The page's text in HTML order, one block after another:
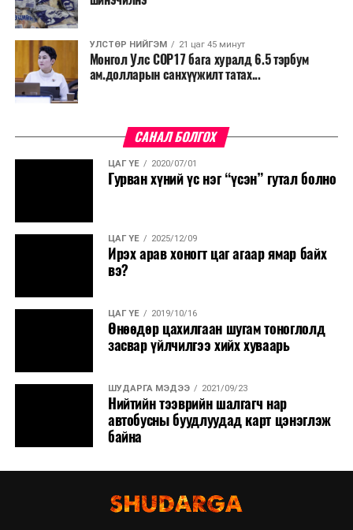
Төсвийн сахилга бат сайжирч, эдийн засгийн нөхцөл
байдал хэвийн болсон тохиолдолд эдгээр
хязгаарлалтыг үе шаттайгаар сулруулах юм.
УЛСТӨР НИЙГЭМ 21 цаг 45 минут
Монгол Улс COP17 бага хуралд 6.5 тэрбум
ам.долларын санхүүжилт татах...
САНАЛ БОЛГОХ
ЦАГ ҮЕ 2020/07/01
Гурван хүний үс нэг “үсэн” гутал болно
ЦАГ ҮЕ 2025/12/09
Ирэх арав хоногт цаг агаар ямар байх
вэ?
ЦАГ ҮЕ 2019/10/16
Өнөөдөр цахилгаан шугам тоноглолд
засвар үйлчилгээ хийх хуваарь
ШУДАРГА МЭДЭЭ 2021/09/23
Нийтийн тээврийн шалгагч нар
автобусны буудлуудад карт цэнэглэж
байна